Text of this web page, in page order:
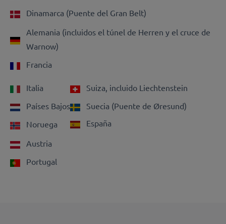
Dinamarca (Puente del Gran Belt)
Alemania (incluidos el túnel de Herren y el cruce de
Warnow)
Francia
Italia
Países Bajos
Noruega
Austria
Portugal
Suiza, incluido Liechtenstein
Suecia (Puente de Øresund)
España